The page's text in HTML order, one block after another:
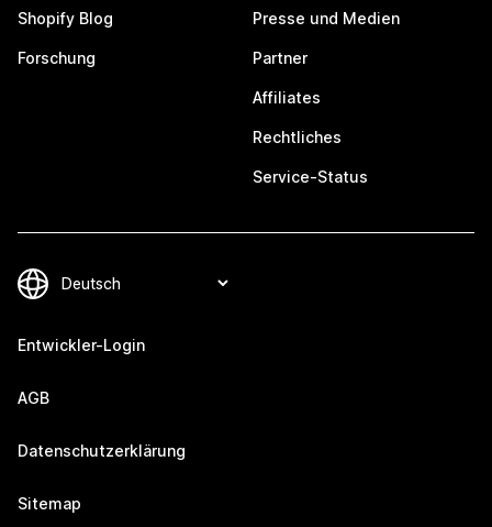
Shopify Blog
Forschung
Presse und Medien
Partner
Affiliates
Rechtliches
Service-Status
Entwickler-Login
AGB
Datenschutzerklärung
Sitemap